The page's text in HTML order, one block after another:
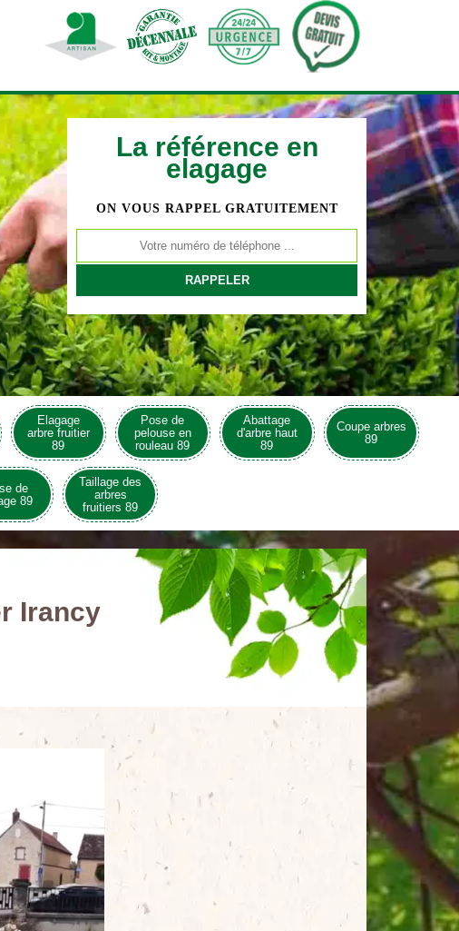
La référence en
elagage
ON VOUS RAPPEL GRATUITEMENT
Elagage
arbre fruitier
89
Pose de
pelouse en
rouleau 89
Abattage
d'arbre haut
89
Coupe arbres
89
de
89
Taillage des
arbres
fruitiers 89
Irancy